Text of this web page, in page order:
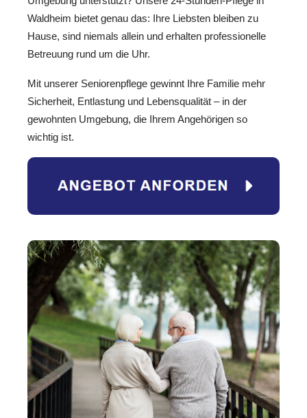
Waldheim bietet genau das: Ihre Liebsten bleiben zu
Hause, sind niemals allein und erhalten professionelle
Betreuung rund um die Uhr.
Mit unserer Seniorenpflege gewinnt Ihre Familie mehr
Sicherheit, Entlastung und Lebensqualität – in der
gewohnten Umgebung, die Ihrem Angehörigen so
wichtig ist.